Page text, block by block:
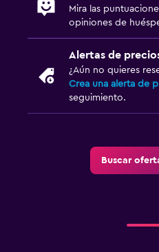
Mira las
opiniones de
Alertas de
¿Aún no quieres
Crea una alerta de
seguimiento.
Buscar